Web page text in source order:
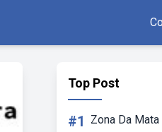
Top Post
#1 Zona Da